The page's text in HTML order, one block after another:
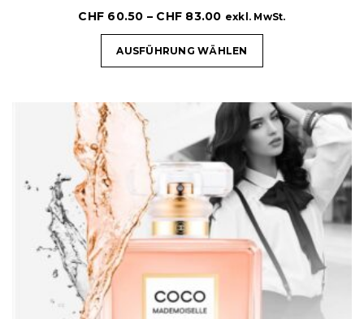
CHF 60.50 – CHF 83.00 exkl. MwSt.
AUSFÜHRUNG WÄHLEN